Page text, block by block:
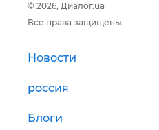
© 2026, Диалог.ua
Все права защищены.
Новости
россия
Блоги